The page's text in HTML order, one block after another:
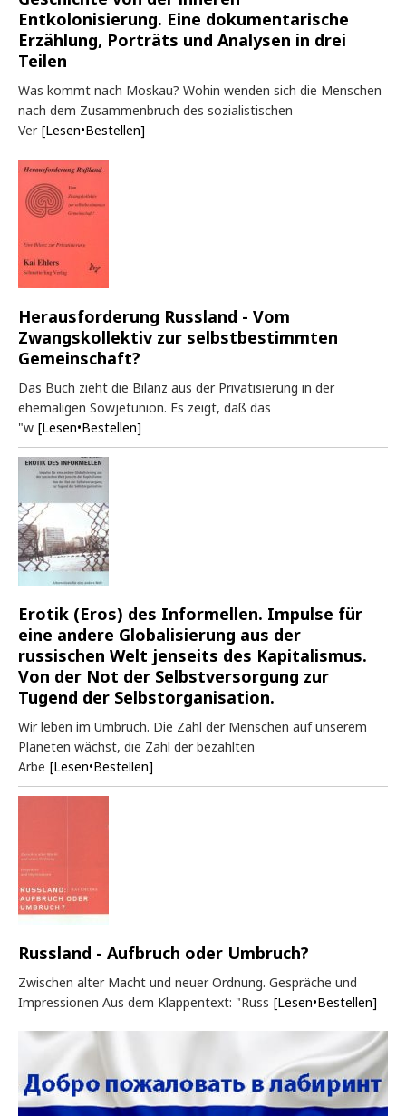
Entkolonisierung. Eine dokumentarische
Erzählung, Porträts und Analysen in drei
Teilen
Was kommt nach Moskau? Wohin wenden sich die Menschen
nach dem Zusammenbruch des sozialistischen
Ver [Lesen•Bestellen]
Herausforderung Russland - Vom
Zwangskollektiv zur selbstbestimmten
Gemeinschaft?
Das Buch zieht die Bilanz aus der Privatisierung in der
ehemaligen Sowjetunion. Es zeigt, daß das
"w [Lesen•Bestellen]
Erotik (Eros) des Informellen. Impulse für
eine andere Globalisierung aus der
russischen Welt jenseits des Kapitalismus.
Von der Not der Selbstversorgung zur
Tugend der Selbstorganisation.
Wir leben im Umbruch. Die Zahl der Menschen auf unserem
Planeten wächst, die Zahl der bezahlten
Arbe [Lesen•Bestellen]
Russland - Aufbruch oder Umbruch?
Zwischen alter Macht und neuer Ordnung. Gespräche und
Impressionen Aus dem Klappentext: "Russ [Lesen•Bestellen]